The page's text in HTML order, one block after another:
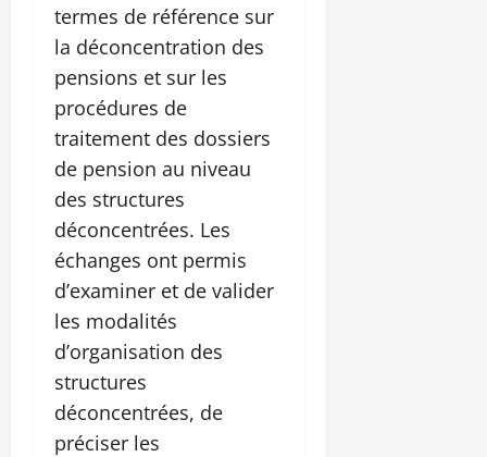
termes de référence sur
la déconcentration des
pensions et sur les
procédures de
traitement des dossiers
de pension au niveau
des structures
déconcentrées. Les
échanges ont permis
d’examiner et de valider
les modalités
d’organisation des
structures
déconcentrées, de
préciser les